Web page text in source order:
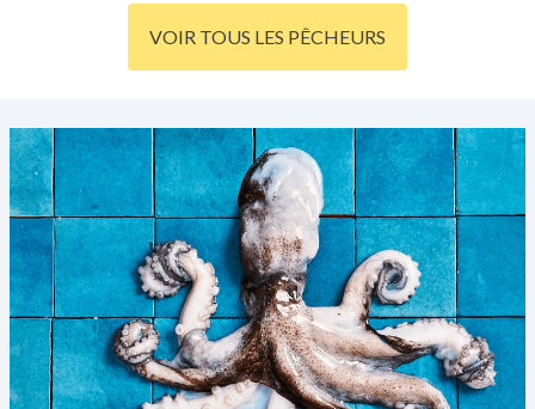
l’Antarctique au Spitzberg.
connaissance approfondie
spots de pêche en Haute-
Normandie.
VOIR TOUS LES PÊCHEURS